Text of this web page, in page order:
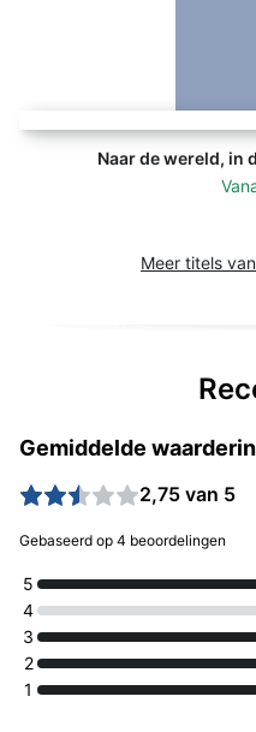
Naar de wereld, in
Meer titels
Gemiddelde
2,75 van 5
Gebaseerd op 4 beoordelingen
5
4
3
2
1